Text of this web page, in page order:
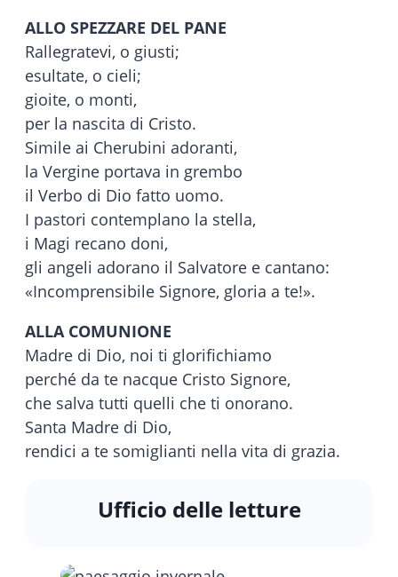
ALLO SPEZZARE DEL PANE
Rallegratevi, o giusti;
esultate, o cieli;
gioite, o monti,
per la nascita di Cristo.
Simile ai Cherubini adoranti,
la Vergine portava in grembo
il Verbo di Dio fatto uomo.
I pastori contemplano la stella,
i Magi recano doni,
gli angeli adorano il Salvatore e cantano:
«Incomprensibile Signore, gloria a te!».
ALLA COMUNIONE
Madre di Dio, noi ti glorifichiamo
perché da te nacque Cristo Signore,
che salva tutti quelli che ti onorano.
Santa Madre di Dio,
rendici a te somiglianti nella vita di grazia.
Ufficio delle letture